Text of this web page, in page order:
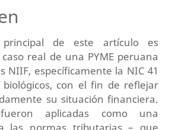
de este artículo es
real de una PYME peruana
NIIF, específicamente la NIC 41
biológicos, con el fin de reflejar
su situación financiera.
aplicadas como una